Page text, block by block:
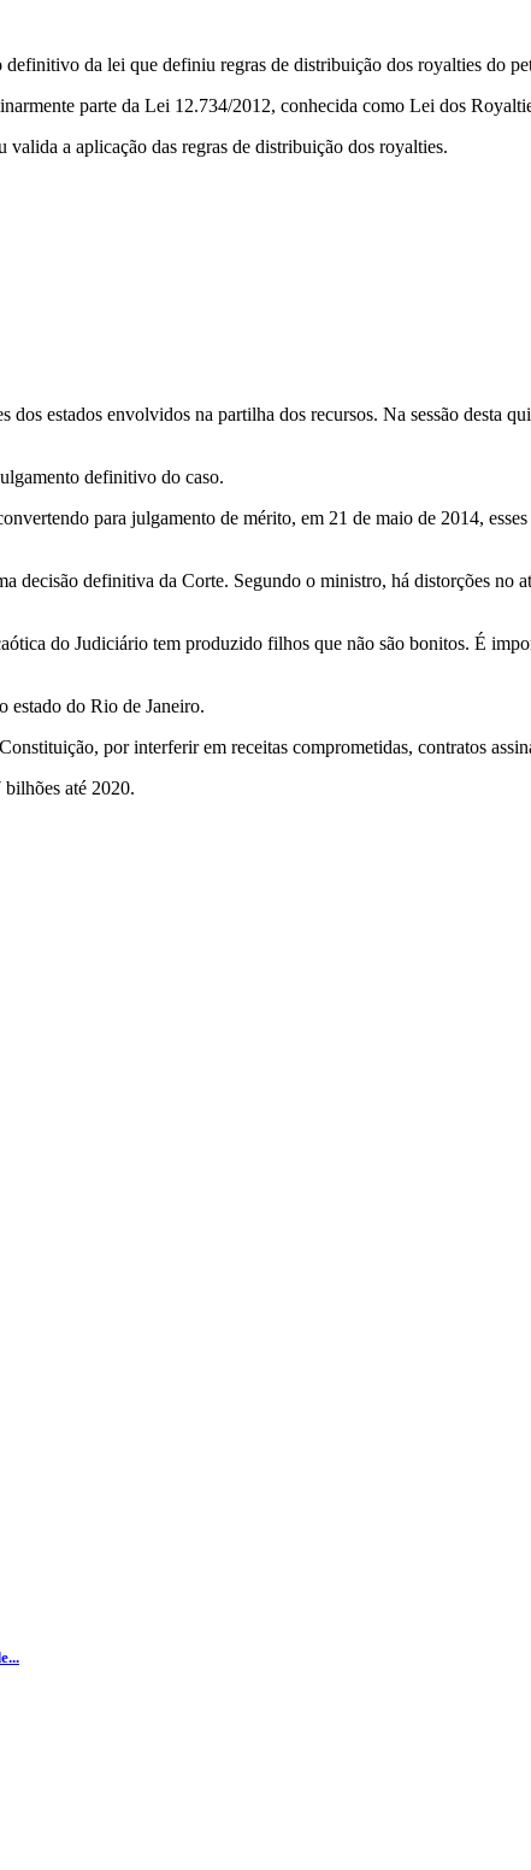
da lei que definiu regras de distribuição dos royalties do
parte da Lei 12.734/2012, conhecida como Lei dos
a aplicação das regras de distribuição dos royalties.
dos estados envolvidos na partilha dos recursos. Na sessão desta
definitivo do caso.
para julgamento de mérito, em 21 de maio de 2014,
decisão definitiva da Corte. Segundo o ministro, há distorções
do Judiciário tem produzido filhos que não são bonitos. É
estado do Rio de Janeiro.
por interferir em receitas comprometidas, contratos
até 2020.